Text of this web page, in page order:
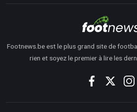
Footnews.be est le plus grand site de
rien et soyez le premier à lire les